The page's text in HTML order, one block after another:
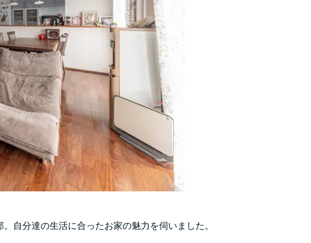
自分達の生活に合ったお家の魅力を伺いました。